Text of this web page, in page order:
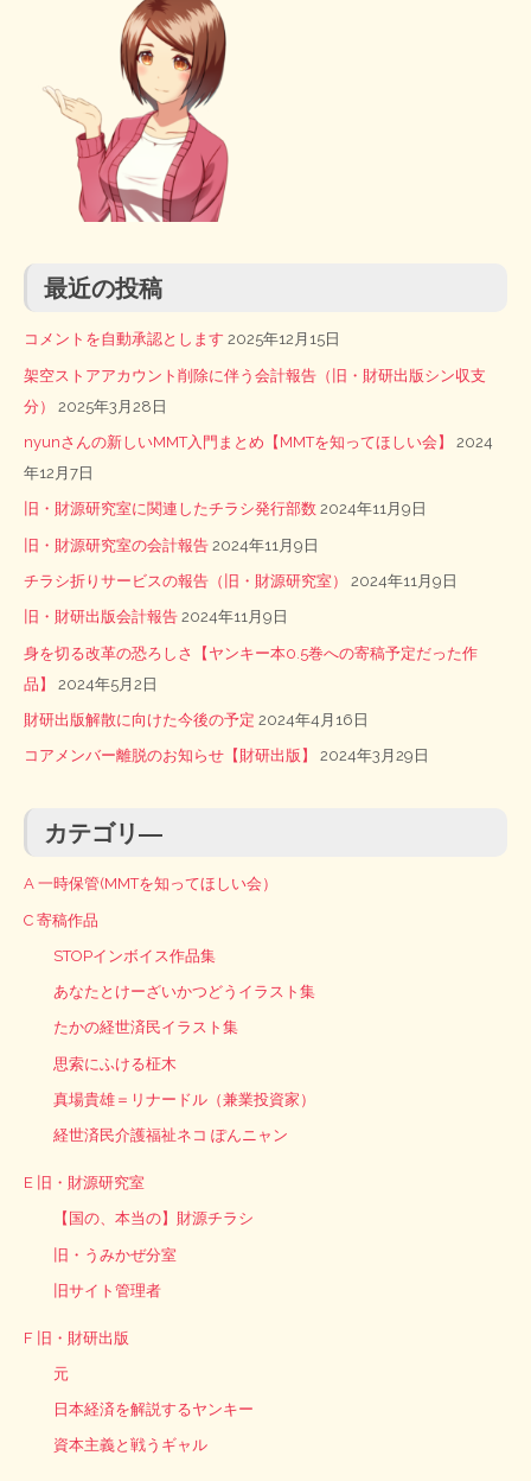
最近の投稿
コメントを自動承認とします 2025年12月15日
架空ストアアカウント削除に伴う会計報告（旧・財研出版シン収支
分）
2025年3月28日
nyunさんの新しいMMT入門まとめ【MMTを知ってほしい会】
2024
年12月7日
旧・財源研究室に関連したチラシ発行部数 2024年11月9日
旧・財源研究室の会計報告 2024年11月9日
チラシ折りサービスの報告（旧・財源研究室） 2024年11月9日
旧・財研出版会計報告 2024年11月9日
身を切る改革の恐ろしさ【ヤンキー本0.5巻への寄稿予定だった作
品】
2024年5月2日
財研出版解散に向けた今後の予定 2024年4月16日
コアメンバー離脱のお知らせ【財研出版】 2024年3月29日
カテゴリ―
A 一時保管(MMTを知ってほしい会）
C 寄稿作品
STOPインボイス作品集
あなたとけーざいかつどうイラスト集
たかの経世済民イラスト集
思索にふける柾木
真場貴雄＝リナードル（兼業投資家）
経世済民介護福祉ネコ ぽんニャン
E 旧・財源研究室
【国の、本当の】財源チラシ
旧・うみかぜ分室
旧サイト管理者
F 旧・財研出版
元
日本経済を解説するヤンキー
資本主義と戦うギャル